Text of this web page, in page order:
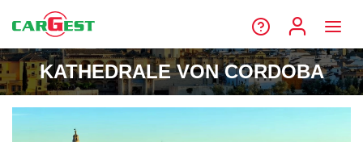
KATHEDRALE VON CORDOBA